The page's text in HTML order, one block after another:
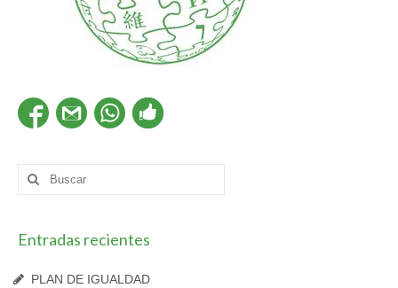
Buscar
por:
Entradas recientes
PLAN DE IGUALDAD